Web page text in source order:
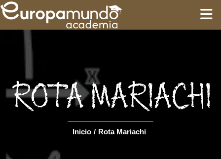
TREINAMENTO
ROTEIROS
ROTA MARIACHI
Inicio / Rota Mariachi